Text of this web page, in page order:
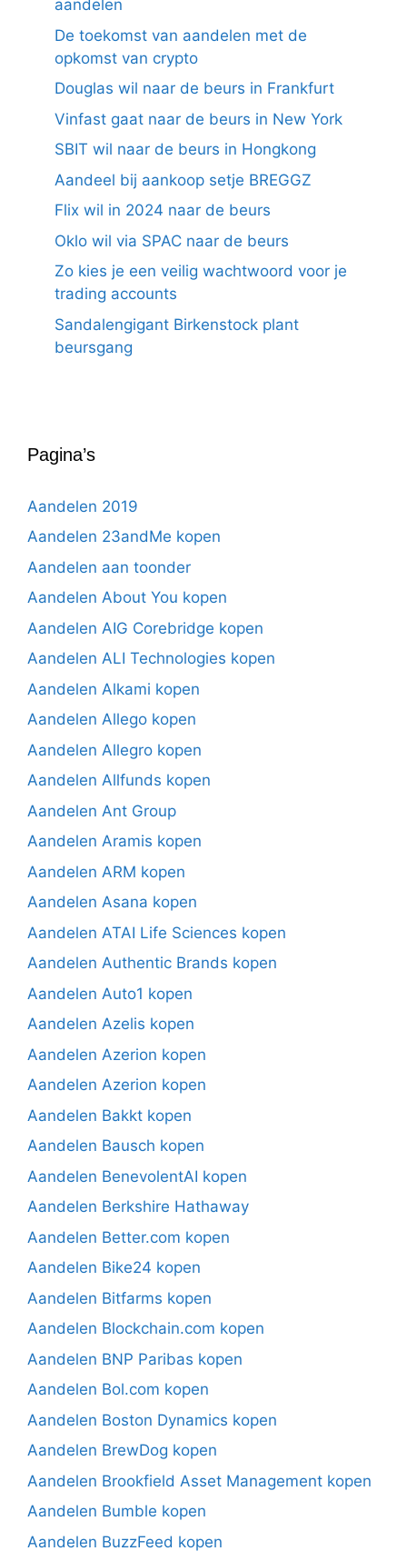
aandelen
De toekomst van aandelen met de
opkomst van crypto
Douglas wil naar de beurs in Frankfurt
Vinfast gaat naar de beurs in New York
SBIT wil naar de beurs in Hongkong
Aandeel bij aankoop setje BREGGZ
Flix wil in 2024 naar de beurs
Oklo wil via SPAC naar de beurs
Zo kies je een veilig wachtwoord voor je
trading accounts
Sandalengigant Birkenstock plant
beursgang
Pagina’s
Aandelen 2019
Aandelen 23andMe kopen
Aandelen aan toonder
Aandelen About You kopen
Aandelen AIG Corebridge kopen
Aandelen ALI Technologies kopen
Aandelen Alkami kopen
Aandelen Allego kopen
Aandelen Allegro kopen
Aandelen Allfunds kopen
Aandelen Ant Group
Aandelen Aramis kopen
Aandelen ARM kopen
Aandelen Asana kopen
Aandelen ATAI Life Sciences kopen
Aandelen Authentic Brands kopen
Aandelen Auto1 kopen
Aandelen Azelis kopen
Aandelen Azerion kopen
Aandelen Azerion kopen
Aandelen Bakkt kopen
Aandelen Bausch kopen
Aandelen BenevolentAI kopen
Aandelen Berkshire Hathaway
Aandelen Better.com kopen
Aandelen Bike24 kopen
Aandelen Bitfarms kopen
Aandelen Blockchain.com kopen
Aandelen BNP Paribas kopen
Aandelen Bol.com kopen
Aandelen Boston Dynamics kopen
Aandelen BrewDog kopen
Aandelen Brookfield Asset Management kopen
Aandelen Bumble kopen
Aandelen BuzzFeed kopen